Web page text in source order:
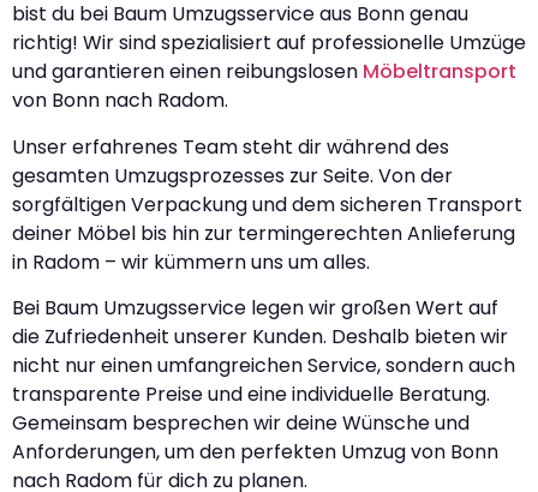
bist du bei Baum Umzugsservice aus Bonn genau
richtig! Wir sind spezialisiert auf professionelle Umzüge
und garantieren einen reibungslosen Möbeltransport
von Bonn nach Radom.
Unser erfahrenes Team steht dir während des
gesamten Umzugsprozesses zur Seite. Von der
sorgfältigen Verpackung und dem sicheren Transport
deiner Möbel bis hin zur termingerechten Anlieferung
in Radom – wir kümmern uns um alles.
Bei Baum Umzugsservice legen wir großen Wert auf
die Zufriedenheit unserer Kunden. Deshalb bieten wir
nicht nur einen umfangreichen Service, sondern auch
transparente Preise und eine individuelle Beratung.
Gemeinsam besprechen wir deine Wünsche und
Anforderungen, um den perfekten Umzug von Bonn
nach Radom für dich zu planen.